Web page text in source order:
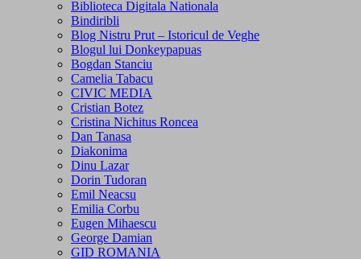
Biblioteca Digitala Nationala
Bindiribli
Blog Nistru Prut – Istoricul de Veghe
Blogul lui Donkeypapuas
Bogdan Stanciu
Camelia Tabacu
CIVIC MEDIA
Cristian Botez
Cristina Nichitus Roncea
Dan Tanasa
Diakonima
Dinu Lazar
Dorin Tudoran
Emil Neacsu
Emilia Corbu
Eugen Mihaescu
George Damian
GID ROMANIA